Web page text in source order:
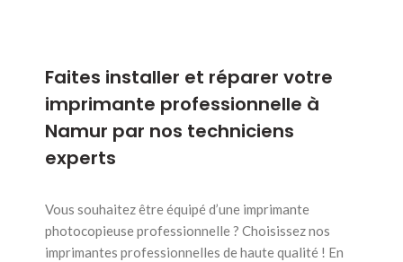
Faites installer et réparer votre
imprimante professionnelle à
Namur par nos techniciens
experts
Vous souhaitez être équipé d’une imprimante
photocopieuse professionnelle ? Choisissez nos
imprimantes professionnelles de haute qualité ! En